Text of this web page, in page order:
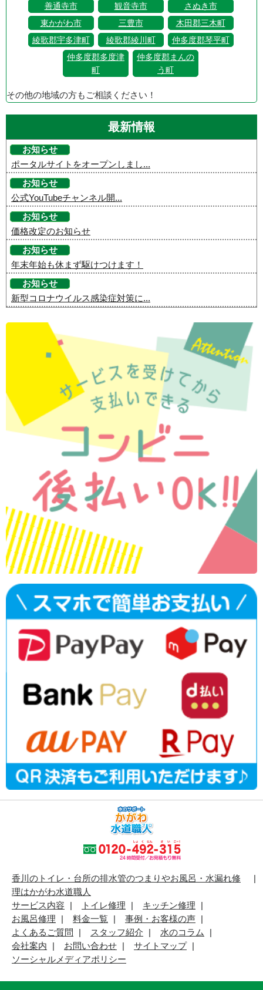
善通寺市
観音寺市
さぬき市
東かがわ市
三豊市
木田郡三木町
綾歌郡宇多津町
綾歌郡綾川町
仲多度郡琴平町
仲多度郡多度津
町
仲多度郡まんの
う町
その他の地域の方もご相談ください！
最新情報
お知らせ
ポータルサイトをオープンしまし...
お知らせ
公式YouTubeチャンネル開...
お知らせ
価格改定のお知らせ
お知らせ
年末年始も休まず駆けつけます！
お知らせ
新型コロナウイルス感染症対策に...
香川のトイレ・台所の排水管のつまりやお風呂・水漏れ修
理はかがわ水道職人
サービス内容
トイレ修理
キッチン修理
お風呂修理
料金一覧
事例・お客様の声
よくあるご質問
スタッフ紹介
水のコラム
会社案内
お問い合わせ
サイトマップ
ソーシャルメディアポリシー